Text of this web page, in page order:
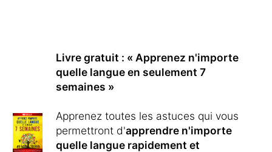
Livre gratuit : « Apprenez n'importe
quelle langue en seulement 7
semaines »
Apprenez toutes les astuces qui vous
permettront d'apprendre n'importe
quelle langue rapidement et